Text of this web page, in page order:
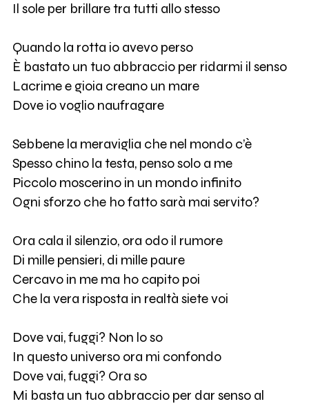
Il sole per brillare tra tutti allo stesso
Quando la rotta io avevo perso
È bastato un tuo abbraccio per ridarmi il senso
Lacrime e gioia creano un mare
Dove io voglio naufragare
Sebbene la meraviglia che nel mondo c’è
Spesso chino la testa, penso solo a me
Piccolo moscerino in un mondo infinito
Ogni sforzo che ho fatto sarà mai servito?
Ora cala il silenzio, ora odo il rumore
Di mille pensieri, di mille paure
Cercavo in me ma ho capito poi
Che la vera risposta in realtà siete voi
Dove vai, fuggi? Non lo so
In questo universo ora mi confondo
Dove vai, fuggi? Ora so
Mi basta un tuo abbraccio per dar senso al